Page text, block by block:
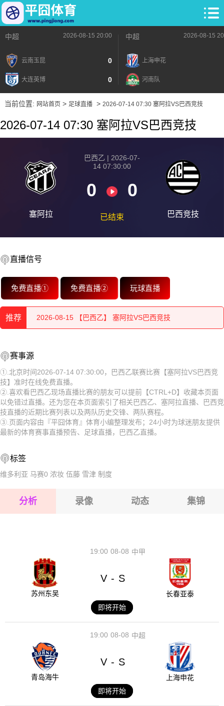
中超 2026-08-15 20:00
云南玉昆 0
大连英博 0
中超 2026-08-15
上海申花
河南队
当前位置: 网站首页> 足球直播> 2026-07-14 07:30 塞阿拉VS巴西竞技
2026-07-14 07:30 塞阿拉VS巴西竞技
塞阿拉
巴西乙 | 2026-07-
14 07:30:00
0 0
已结束 巴西竞技
直播信号
免费直播① 免费直播② 玩球直播
推荐
2026-08-15 【巴西乙】 塞阿拉VS巴西竞技
2026-08-15 【巴西乙】 塞阿拉VS巴西竞技
2026-08-15 【巴西乙】 塞阿拉VS巴西竞技
2026-08-15 【巴西乙】 塞阿拉VS巴西竞技
2026-08-15 【巴西乙】 塞阿拉VS巴西竞技
2026-08-15 【巴西乙】 塞阿拉VS巴西竞技
2026-08-15 【巴西乙】 塞阿拉VS巴西竞技
2026-08-15 【巴西乙】 塞阿拉VS巴西竞技
2026-08-15 【巴西乙】 塞阿拉VS巴西竞技
赛事源
①.北京时间2026-07-14 07:30:00，巴西乙联赛比赛【塞阿拉VS巴西竞
技】准时在线免费直播。
②.喜欢看巴西乙现场直播比赛的朋友可以提前【CTRL+D】收藏本页面
以免错过直播。还为您在本页面索引了相关巴西乙、塞阿拉直播、巴西竞
技直播的近期比赛列表以及两队历史交锋、两队赛程。
③.页面内容由『平囧体育』体育小编整理发布；24小时为球迷朋友提供
最新的体育赛事直播预告、足球直播，巴西乙直播。
标签
维多利亚 马赛0 浓妆 伍藤 雪津 制度
分析 录像 动态 集锦
08-08
19:00 中甲
苏州东吴
V - S
长春亚泰
即将开始
08-08
19:00 中超
青岛海牛
V - S
上海申花
即将开始